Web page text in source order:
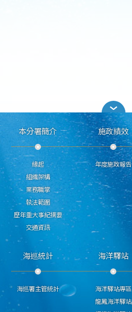
本分署簡介
緣起
組織架構
業務職掌
執法範圍
歷年重大事紀摘要
交通資訊
施政績效
年度施政報告
海巡統計
海巡署主管統計
海洋驛站
海洋驛站專區
龍鳳海洋驛站